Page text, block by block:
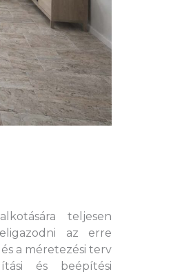
teljesen
az erre
a méretezési terv
és beépítési